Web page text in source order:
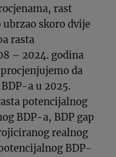
rast
skoro dvije
rasta
– 2024. godina
da
a u 2025.
potencijalnog
BDP-a, BDP gap
realnog
BDP-